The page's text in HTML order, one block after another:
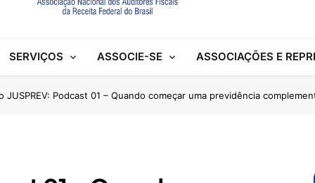
Associações se mobilizam para garantir
ANFIP Nacional participa de
SERVIÇOS ASSOCIE-SE ASSOCIAÇÕES E
JUSPREV: Podcast 01 – Quando começar uma previdência